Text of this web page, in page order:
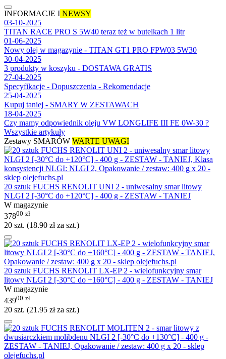
INFORMACJE I NEWSY
03-10-2025
TITAN RACE PRO S 5W40 teraz też w butelkach 1 litr
01-06-2025
Nowy olej w magazynie - TITAN GT1 PRO FPW03 5W30
30-04-2025
3 produkty w koszyku - DOSTAWA GRATIS
27-04-2025
Specyfikacje - Dopuszczenia - Rekomendacje
25-04-2025
Kupuj taniej - SMARY W ZESTAWACH
18-04-2025
Czy mamy odpowiednik oleju VW LONGLIFE III FE 0W-30 ?
Wszystkie artykuły
Zestawy SMARÓW WARTE UWAGI
20 sztuk FUCHS RENOLIT UNI 2 - uniwesalny smar litowy
NLGI 2 [-30°C do +120°C] - 400 g - ZESTAW - TANIEJ
W magazynie
37800 zł
20 szt. (18.90 złza szt.)
20 sztuk FUCHS RENOLIT LX-EP 2 - wielofunkcyjny smar
litowy NLGI 2 [-30°C do +160°C] - 400 g - ZESTAW - TANIEJ
W magazynie
43900 zł
20 szt. (21.95 złza szt.)